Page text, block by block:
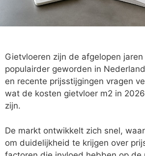
Gietvloeren zijn de afgelopen
populairder geworden in
en recente prijsstijgingen vragen
wat de kosten gietvloer m2 in
zijn.
De markt ontwikkelt zich snel,
om duidelijkheid te krijgen over